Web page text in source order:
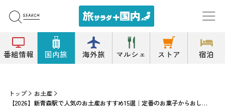
番組情報 国内旅 海外旅 マルシェ ストア 宿泊
トップ
お土産
【2026】新青森駅で人気のお土産おすすめ15選｜定番のお菓子からおしゃれなお土産・ばらまき用まで幅広く紹介